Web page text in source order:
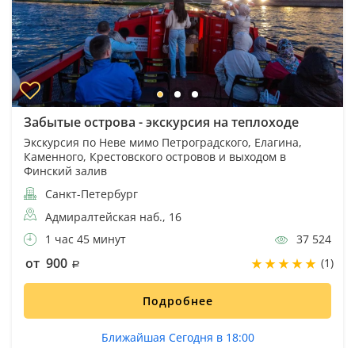
Забытые острова - экскурсия на теплоходе
Экскурсия по Неве мимо Петроградского, Елагина,
Каменного, Крестовского островов и выходом в
Финский залив
Санкт-Петербург
Адмиралтейская наб., 16
1 час 45 минут
37 524
от 900 (1)
Подробнее
Ближайшая Сегодня в 18:00